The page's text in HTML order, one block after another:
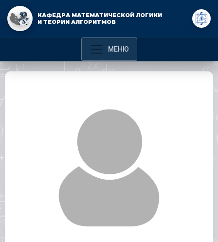
КАФЕДРА МАТЕМАТИЧЕСКОЙ ЛОГИКИ
И ТЕОРИИ АЛГОРИТМОВ